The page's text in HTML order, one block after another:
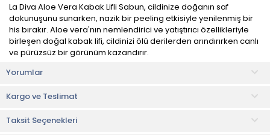
La Diva Aloe Vera Kabak Lifli Sabun, cildinize doğanın saf
dokunuşunu sunarken, nazik bir peeling etkisiyle yenilenmiş bir
his bırakır. Aloe vera'nın nemlendirici ve yatıştırıcı özellikleriyle
birleşen doğal kabak lifi, cildinizi ölü derilerden arındırırken canlı
ve pürüzsüz bir görünüm kazandırır.
Kabak lifinin doğal sertliği sayesinde dolaşımı destekler,
cildinize canlılık kazandırır. Aloe vera ise ferahlatıcı aroması ve
nemlendirici yapısıyla gün boyu taze bir his bırakır.
Kullanma Talimatı
• Su ile köpürtüp nazikçe masaj yaparak saçınızı ve vücudunuzu
Yorumlar
Kargo ve Teslimat
Taksit Seçenekleri